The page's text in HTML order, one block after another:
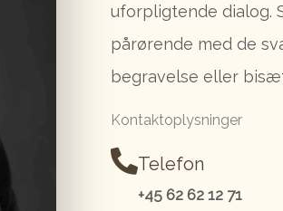
uforpligtende dialog.
pårørende med de
begravelse eller
Kontaktoplysninger
Telefon
+45 62 62 12 71